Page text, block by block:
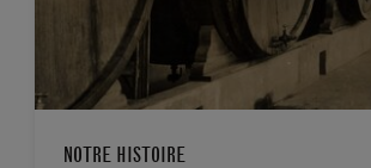
NOTRE HISTOIRE